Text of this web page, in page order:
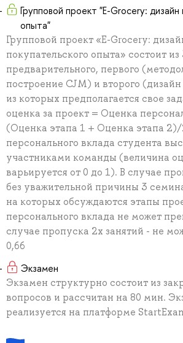
Групповой проект "E-Grocery: дизайн
опыта"
Групповой проект «E-Grocery:
покупательского опыта» состоит из
предварительного, первого
построение CJM) и второго
из которых предполагается свое
оценка за проект = Оценка
(Оценка этапа 1 + Оценка этапа
персонального вклада студента
участниками команды (величина
варьируется от 0 до 1). В случае
без уважительной причины 3
на которых обсуждаются этапы
персонального вклада не может
случае пропуска 2х занятий - не
0,66
Экзамен
Экзамен структурно состоит из
вопросов и рассчитан на 80 мин.
реализуется на платформе